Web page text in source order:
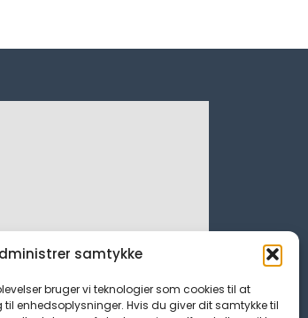
samtykke
bruger vi teknologier som cookies til at
enhedsoplysninger. Hvis du giver dit samtykke til